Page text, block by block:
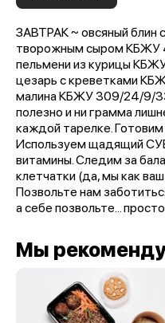
ЗАВТРАК ~ овсяный блин
творожным сыром
пельмени из курицы
цезарь с креветками
малина КБЖУ 309/24/9/
полезно и ни грамма
каждой тарелке. Готовим
Используем щадящий
витамины. Следим за
клетчатки (да, мы как
Позвольте нам
а себе позвольте...
Мы